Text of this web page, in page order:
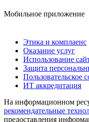
Мобильное приложение
Этика и комплаенс
Оказание услуг
Использование
Защита
Пользовательское
ИТ аккредитация
На информационном
рекомендательные
предоставления